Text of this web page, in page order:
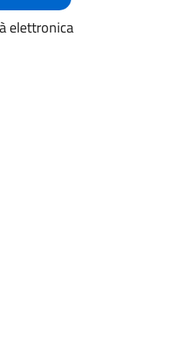
elettronica